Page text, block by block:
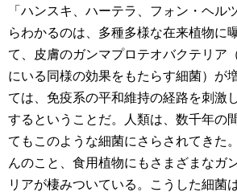
「ハンスキ、ハーテラ、フォン・ヘル
らわかるのは、多種多様な在来植物に
て、皮膚のガンマプロテオバクテリア
にいる同様の効果をもたらす細菌）が
ては、免疫系の平和維持の経路を刺激
するということだ。人類は、数千年の
てもこのような細菌にさらされてきた
んのこと、食用植物にもさまざまなガ
リアが棲みついている。こうした細菌